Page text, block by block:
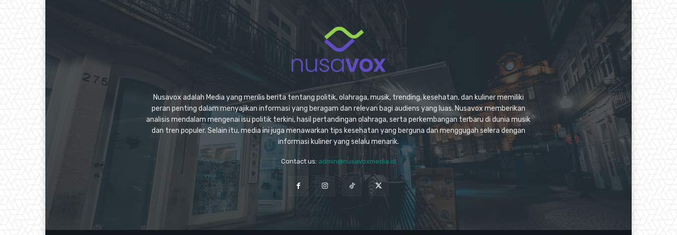
Nusavox adalah Media yang merilis berita tentang politik, olahraga, musik, trending, kesehatan, dan kuliner memiliki
peran penting dalam menyajikan informasi yang beragam dan relevan bagi audiens yang luas. Nusavox memberikan
analisis mendalam mengenai isu politik terkini, hasil pertandingan olahraga, serta perkembangan terbaru di dunia musik
dan tren populer. Selain itu, media ini juga menawarkan tips kesehatan yang berguna dan menggugah selera dengan
informasi kuliner yang selalu menarik.
Contact us: admin@nusavoxmedia.id